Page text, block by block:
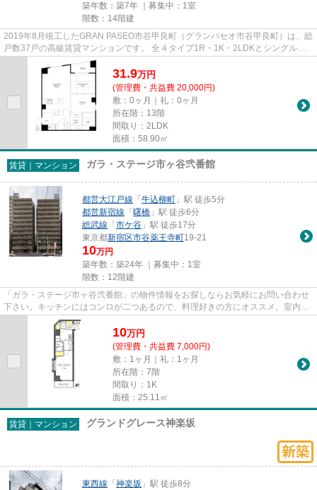
築年数：築7年 ｜募集中： 1室
階数：14階建
2019年8月竣工したGRAN PASEO市谷甲良町（グランパセオ市谷甲良町）は、総
戸数37戸の高級賃貸マンションです。 全４タイプ1R・1K・2LDKとシングルか
らファミリーまで対応したマンショ...
31.9万円
(管理費・共益費 20,000円)
敷：0ヶ月｜礼：0ヶ月
所在階：13階
間取り：2LDK
面積：58.90㎡
賃貸｜マンション ガラ・ステージ市ヶ谷弐番館
都営大江戸線 「 牛込柳町 」駅 徒歩5分
都営新宿線 「 曙橋 」駅 徒歩6分
総武線 「 市ケ谷 」駅 徒歩17分
東京都新宿区市谷薬王寺町19-21
10万円
築年数：築24年 ｜募集中： 1室
階数：12階建
「ガラ・ステージ市ヶ谷弐番館」の物件情報をお探しならお気軽にお問い合わせ
下さい。キッチンにはコンロが二つあるので、料理好きの方にオススメ。室内に
洗濯機のスペースをつくった...
10万円
(管理費・共益費 7,000円)
敷：1ヶ月｜礼：1ヶ月
所在階：7階
間取り：1K
面積：25.11㎡
賃貸｜マンション グランドグレース神楽坂
東西線 「 神楽坂 」駅 徒歩8分